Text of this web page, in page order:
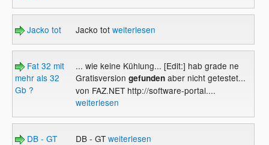
Jacko tot Jacko tot weiterlesen
Fat 32 mit
mehr als 32
Gb ?
... wie keine Kühlung... [Edit:] hab grade ne
Gratisversion gefundenaber nicht getestet...
von FAZ.NET http://software-portal....
weiterlesen
DB - GT DB - GT weiterlesen